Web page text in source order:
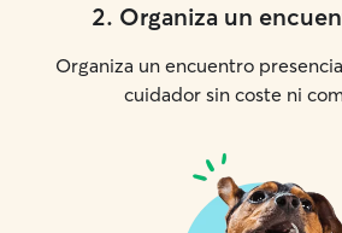
2. Organiza un
Organiza un encuentro
cuidador sin coste ni